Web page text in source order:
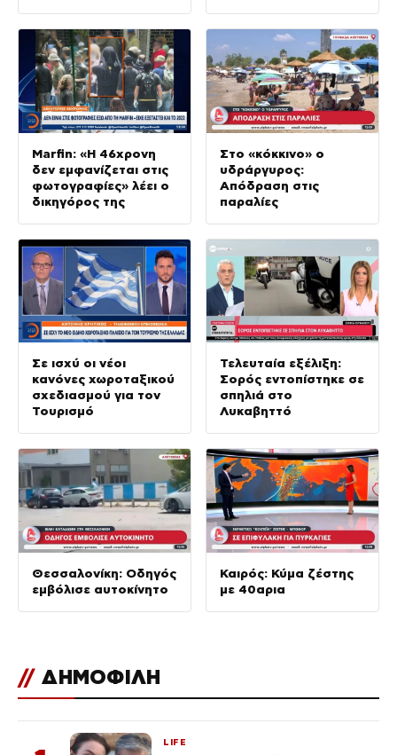
Marfin: «Η 46χρονη
δεν εμφανίζεται στις
φωτογραφίες» λέει ο
δικηγόρος της
Στο «κόκκινο» ο
υδράργυρος:
Απόδραση στις
παραλίες
Σε ισχύ οι νέοι
κανόνες χωροταξικού
σχεδιασμού για τον
Τουρισμό
Τελευταία εξέλιξη:
Σορός εντοπίστηκε σε
σπηλιά στο
Λυκαβηττό
Θεσσαλονίκη: Οδηγός
εμβόλισε αυτοκίνητο
Καιρός: Κύμα ζέστης
με 40αρια
// ΔΗΜΟΦΙΛΗ
LIFE